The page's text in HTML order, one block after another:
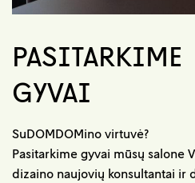
PASITARKIME
GYVAI
SuDOMDOMino virtuvė?
Pasitarkime gyvai mūsų salone
dizaino naujovių konsultantai ir